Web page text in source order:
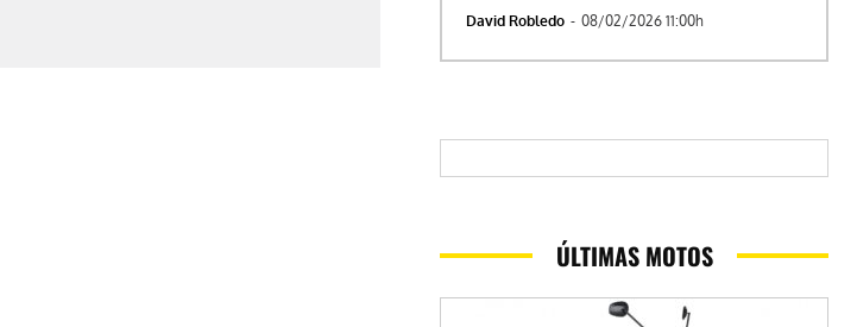
David Robledo - 08/02/2026 11:00h
ÚLTIMAS MOTOS